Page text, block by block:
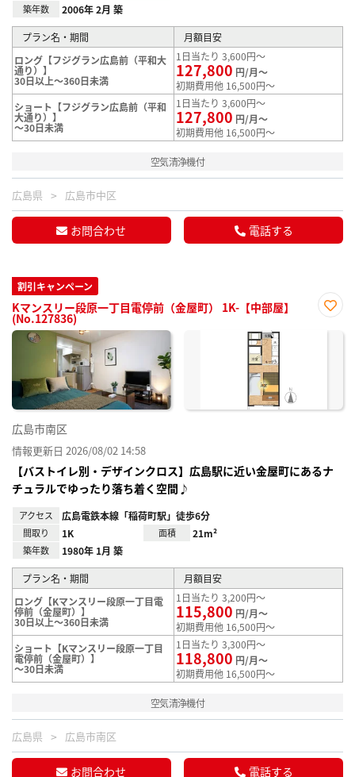
築年数 2006年 2月 築
プラン名・期間
月額目安
ロング【フジグラン広島前（平和大
通り）】
30日以上～360日未満
1日当たり 3,600円～
127,800 円/月～
初期費用他 16,500円～
ショート【フジグラン広島前（平和
大通り）】
～30日未満
1日当たり 3,600円～
127,800 円/月～
初期費用他 16,500円～
空気清浄機付
広島県 広島市中区
お問合わせ 電話する
割引キャンペーン
Kマンスリー段原一丁目電停前（金屋町） 1K-【中部屋】
(No.127836)
に入
広島市南区
情報更新日 2026/08/02 14:58
【バストイレ別・デザインクロス】広島駅に近い金屋町にあるナ
チュラルでゆったり落ち着く空間♪
アクセス 広島電鉄本線「稲荷町駅」徒歩6分
間取り 1K 面積 21m²
築年数 1980年 1月 築
プラン名・期間
月額目安
ロング【Kマンスリー段原一丁目電
停前（金屋町）】
30日以上～360日未満
1日当たり 3,200円～
115,800 円/月～
初期費用他 16,500円～
ショート【Kマンスリー段原一丁目
電停前（金屋町）】
～30日未満
1日当たり 3,300円～
118,800 円/月～
初期費用他 16,500円～
空気清浄機付
広島県 広島市南区
お問合わせ 電話する